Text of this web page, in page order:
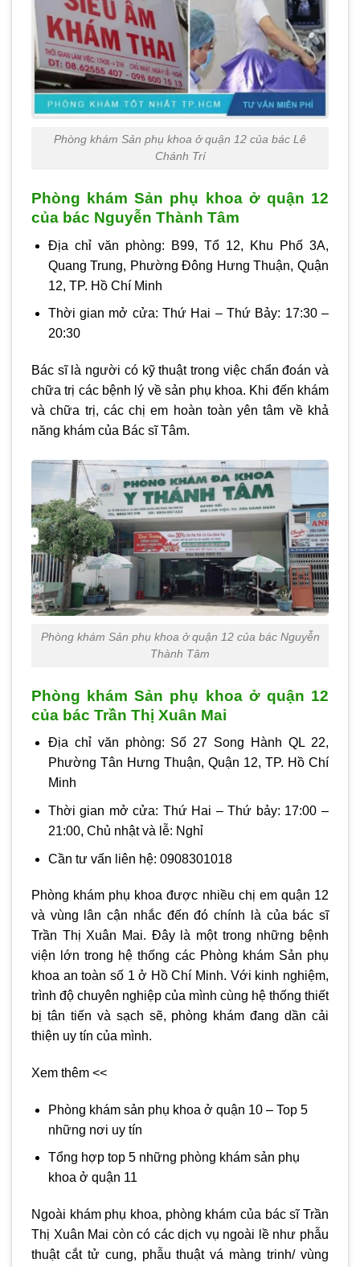
Phòng khám Sản phụ khoa ở quận 12 của bác Lê
Chánh Trí
Phòng khám Sản phụ khoa ở quận 12
của bác Nguyễn Thành Tâm
Địa chỉ văn phòng: B99, Tổ 12, Khu Phố 3A,
Quang Trung, Phường Đông Hưng Thuận, Quận
12, TP. Hồ Chí Minh
Thời gian mở cửa: Thứ Hai – Thứ Bảy: 17:30 –
20:30
Bác sĩ là người có kỹ thuật trong việc chẩn đoán và
chữa trị các bệnh lý về sản phụ khoa. Khi đến khám
và chữa trị, các chị em hoàn toàn yên tâm về khả
năng khám của Bác sĩ Tâm.
Phòng khám Sản phụ khoa ở quận 12 của bác Nguyễn
Thành Tâm
Phòng khám Sản phụ khoa ở quận 12
của bác Trần Thị Xuân Mai
Địa chỉ văn phòng: Số 27 Song Hành QL 22,
Phường Tân Hưng Thuận, Quận 12, TP. Hồ Chí
Minh
Thời gian mở cửa: Thứ Hai – Thứ bảy: 17:00 –
21:00, Chủ nhật và lễ: Nghỉ
Cần tư vấn liên hệ: 0908301018
Phòng khám phụ khoa được nhiều chị em quận 12
và vùng lân cận nhắc đến đó chính là của bác sĩ
Trần Thị Xuân Mai. Đây là một trong những bệnh
viện lớn trong hệ thống các Phòng khám Sản phụ
khoa an toàn số 1 ở Hồ Chí Minh. Với kinh nghiệm,
trình độ chuyên nghiệp của mình cùng hệ thống thiết
bị tân tiến và sạch sẽ, phòng khám đang dần cải
thiện uy tín của mình.
Xem thêm <<
Phòng khám sản phụ khoa ở quận 10 – Top 5
những nơi uy tín
Tổng hợp top 5 những phòng khám sản phụ
khoa ở quận 11
Ngoài khám phụ khoa, phòng khám của bác sĩ Trần
Thị Xuân Mai còn có các dịch vụ ngoài lề như phẫu
thuật cắt tử cung, phẫu thuật vá màng trinh/ vùng